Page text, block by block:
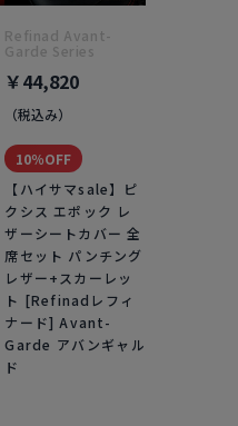
Refinad Avant-
Garde Series
￥44,820
（税込み）
10％OFF
【ハイサマsale】ピ
クシス エポック レ
ザーシートカバー 全
席セット パンチング
レザー+スカーレッ
ト [Refinadレフィ
ナード] Avant-
Garde アバンギャル
ド